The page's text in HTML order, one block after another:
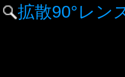
拡散90°レン